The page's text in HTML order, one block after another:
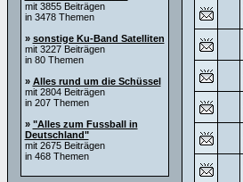
mit 3855 Beiträgen
in 3478 Themen
» sonstige Ku-Band Satelliten
mit 3227 Beiträgen
in 80 Themen
» Alles rund um die Schüssel
mit 2804 Beiträgen
in 207 Themen
» "Alles zum Fussball in
Deutschland"
mit 2675 Beiträgen
in 468 Themen